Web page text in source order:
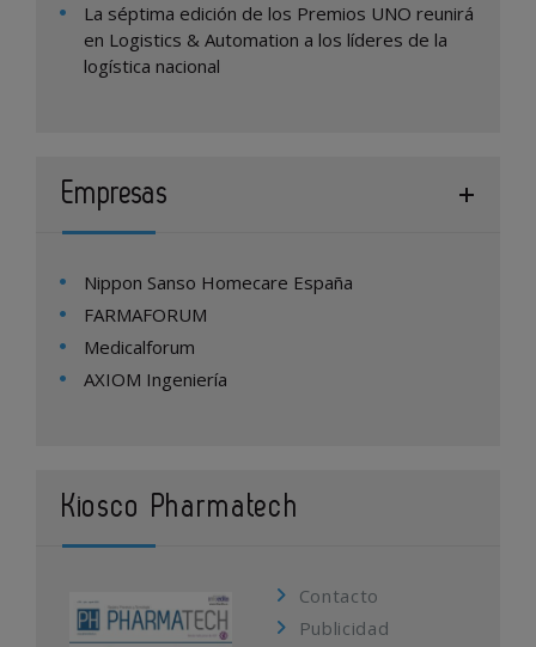
La séptima edición de los Premios UNO reunirá
en Logistics & Automation a los líderes de la
logística nacional
Empresas
Nippon Sanso Homecare España
FARMAFORUM
Medicalforum
AXIOM Ingeniería
Kiosco Pharmatech
Contacto
Publicidad